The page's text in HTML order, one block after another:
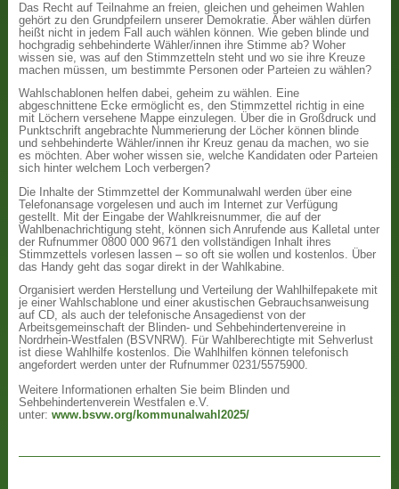
Das Recht auf Teilnahme an freien, gleichen und geheimen Wahlen
gehört zu den Grundpfeilern unserer Demokratie. Aber wählen dürfen
heißt nicht in jedem Fall auch wählen können. Wie geben blinde und
hochgradig sehbehinderte Wähler/innen ihre Stimme ab? Woher
wissen sie, was auf den Stimmzetteln steht und wo sie ihre Kreuze
machen müssen, um bestimmte Personen oder Parteien zu wählen?
Wahlschablonen helfen dabei, geheim zu wählen. Eine
abgeschnittene Ecke ermöglicht es, den Stimmzettel richtig in eine
mit Löchern versehene Mappe einzulegen. Über die in Großdruck und
Punktschrift angebrachte Nummerierung der Löcher können blinde
und sehbehinderte Wähler/innen ihr Kreuz genau da machen, wo sie
es möchten. Aber woher wissen sie, welche Kandidaten oder Parteien
sich hinter welchem Loch verbergen?
Die Inhalte der Stimmzettel der Kommunalwahl werden über eine
Telefonansage vorgelesen und auch im Internet zur Verfügung
gestellt. Mit der Eingabe der Wahlkreisnummer, die auf der
Wahlbenachrichtigung steht, können sich Anrufende aus Kalletal unter
der Rufnummer 0800 000 9671 den vollständigen Inhalt ihres
Stimmzettels vorlesen lassen – so oft sie wollen und kostenlos. Über
das Handy geht das sogar direkt in der Wahlkabine.
Organisiert werden Herstellung und Verteilung der Wahlhilfepakete mit
je einer Wahlschablone und einer akustischen Gebrauchsanweisung
auf CD, als auch der telefonische Ansagedienst von der
Arbeitsgemeinschaft der Blinden- und Sehbehindertenvereine in
Nordrhein-Westfalen (BSVNRW). Für Wahlberechtigte mit Sehverlust
ist diese Wahlhilfe kostenlos. Die Wahlhilfen können telefonisch
angefordert werden unter der Rufnummer 0231/5575900.
Weitere Informationen erhalten Sie beim Blinden und
Sehbehindertenverein Westfalen e.V.
unter:www.bsvw.org/kommunalwahl2025/